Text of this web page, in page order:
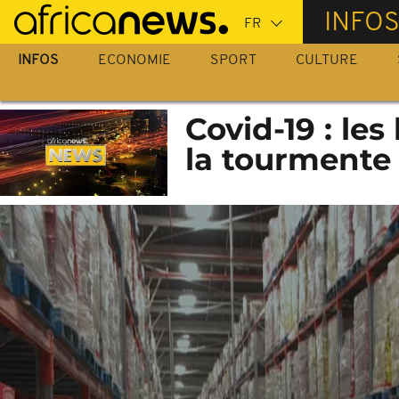
Passer
au
contenu
INFOS
INFOS ECONOMIE SPORT CULTURE
Covid-19 :
la tourmente